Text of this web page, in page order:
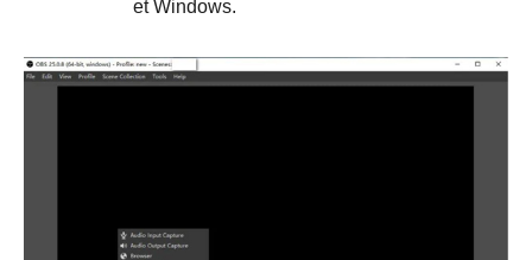
et Windows.